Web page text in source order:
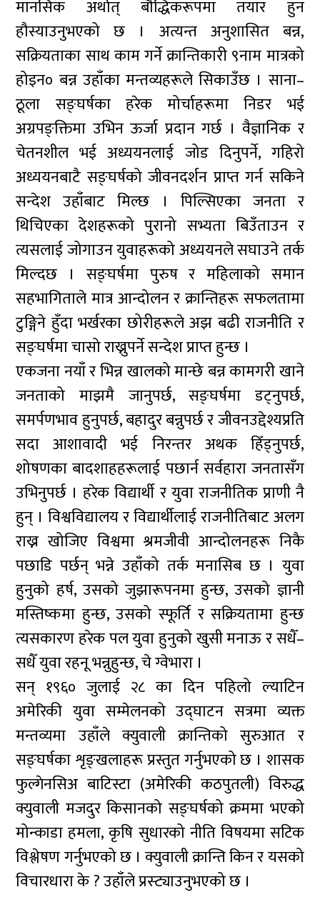
मानसिक अर्थात् बौद्धिकरूपमा तयार हुन
हौस्याउनुभएको छ । अत्यन्त अनुशासित बन्न,
सक्रियताका साथ काम गर्ने क्रान्तिकारी ९नाम मात्रको
होइन० बन्न उहाँका मन्तव्यहरूले सिकाउँछ । साना–
ठूला सङ्घर्षका हरेक मोर्चाहरूमा निडर भई
अग्रपङ्क्तिमा उभिन ऊर्जा प्रदान गर्छ । वैज्ञानिक र
चेतनशील भई अध्ययनलाई जोड दिनुपर्ने, गहिरो
अध्ययनबाटै सङ्घर्षको जीवनदर्शन प्राप्त गर्न सकिने
सन्देश उहाँबाट मिल्छ । पिल्सिएका जनता र
थिचिएका देशहरूको पुरानो सभ्यता बिउँताउन र
त्यसलाई जोगाउन युवाहरूको अध्ययनले सघाउने तर्क
मिल्दछ । सङ्घर्षमा पुरुष र महिलाको समान
सहभागिताले मात्र आन्दोलन र क्रान्तिहरू सफलतामा
टुङ्गिने हुँदा भर्खरका छोरीहरूले अझ बढी राजनीति र
सङ्घर्षमा चासो राख्नुपर्ने सन्देश प्राप्त हुन्छ ।
एकजना नयाँ र भिन्न खालको मान्छे बन्न कामगरी खाने
जनताको माझमै जानुपर्छ, सङ्घर्षमा डट्नुपर्छ,
समर्पणभाव हुनुपर्छ, बहादुर बन्नुपर्छ र जीवनउद्देश्यप्रति
सदा आशावादी भई निरन्तर अथक हिँड्नुपर्छ,
शोषणका बादशाहहरूलाई पछार्न सर्वहारा जनतासँग
उभिनुपर्छ । हरेक विद्यार्थी र युवा राजनीतिक प्राणी नै
हुन् । विश्वविद्यालय र विद्यार्थीलाई राजनीतिबाट अलग
राख्न खोजिए विश्वमा श्रमजीवी आन्दोलनहरू निकै
पछाडि पर्छन् भन्ने उहाँको तर्क मनासिब छ । युवा
हुनुको हर्ष, उसको जुझारूपनमा हुन्छ, उसको ज्ञानी
मस्तिष्कमा हुन्छ, उसको स्फूर्ति र सक्रियतामा हुन्छ
त्यसकारण हरेक पल युवा हुनुको खुसी मनाऊ र सधैँ–
सधैँ युवा रहनू भन्नुहुन्छ, चे ग्वेभारा ।
सन् १९६० जुलाई २८ का दिन पहिलो ल्याटिन
अमेरिकी युवा सम्मेलनको उद्घाटन सत्रमा व्यक्त
मन्तव्यमा उहाँले क्युवाली क्रान्तिको सुरुआत र
सङ्घर्षका शृङ्खलाहरू प्रस्तुत गर्नुभएको छ । शासक
फुल्गेनसिअ बाटिस्टा (अमेरिकी कठपुतली) विरुद्ध
क्युवाली मजदुर किसानको सङ्घर्षको क्रममा भएको
मोन्काडा हमला, कृषि सुधारको नीति विषयमा सटिक
विश्लेषण गर्नुभएको छ । क्युवाली क्रान्ति किन र यसको
विचारधारा के ? उहाँले प्रस्ट्याउनुभएको छ ।